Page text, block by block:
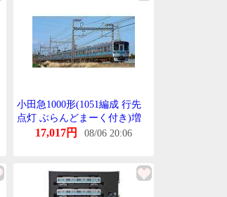
小田急1000形(1051編成 行先
点灯 ぶらんどまーく付き)増
結4両編成せっと(動力無し)
17,017円 08/06 20:06